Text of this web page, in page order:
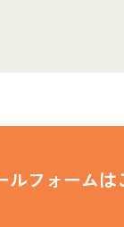
ルフォームは